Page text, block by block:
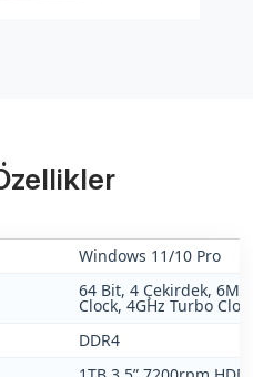
Windows 11/10 Pro
64 Bit, 4 Çekirdek,
Clock, 4GHz Turbo
DDR4